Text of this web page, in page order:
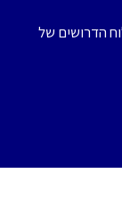
הדרושים של